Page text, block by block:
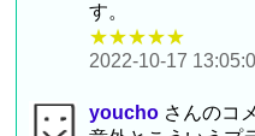
す。
★★★★★
2022-10-17
youcho さんのコ